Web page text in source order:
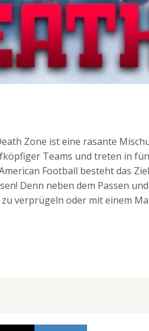
Zone ist eine rasante
Teams und treten in
Football besteht das
Denn neben dem Passen
verprügeln oder mit einem